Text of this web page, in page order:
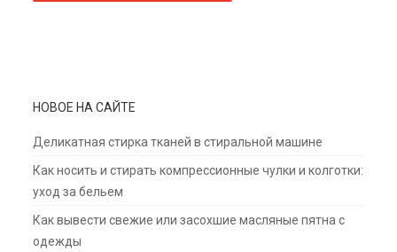
НОВОЕ НА САЙТЕ
Деликатная стирка тканей в стиральной машине
Как носить и стирать компрессионные чулки и колготки:
уход за бельем
Как вывести свежие или засохшие масляные пятна с
одежды